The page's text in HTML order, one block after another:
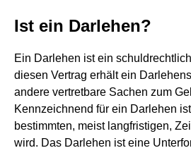
Ist ein Darlehen?
Ein Darlehen ist ein
diesen Vertrag erhält ein
andere vertretbare Sachen zum
Kennzeichnend für ein Darlehen
bestimmten, meist langfristigen,
wird. Das Darlehen ist eine